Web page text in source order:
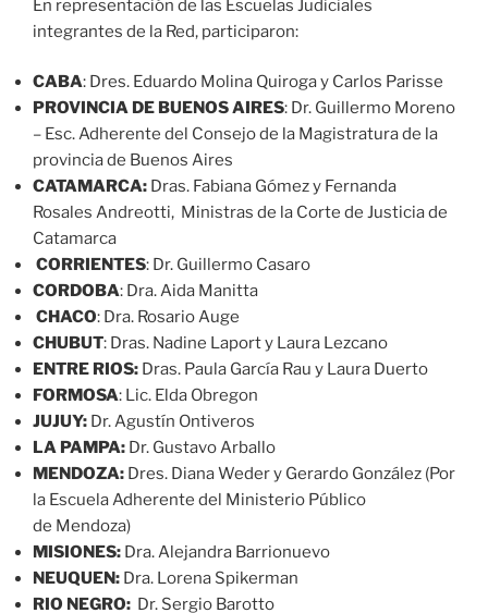
En representación de las Escuelas Judiciales
integrantes de la Red, participaron:
CABA: Dres. Eduardo Molina Quiroga y Carlos Parisse
PROVINCIA DE BUENOS AIRES: Dr. Guillermo Moreno
– Esc. Adherente del Consejo de la Magistratura de la
provincia de Buenos Aires
CATAMARCA: Dras. Fabiana Gómez y Fernanda
Rosales Andreotti, Ministras de la Corte de Justicia de
Catamarca
CORRIENTES: Dr. Guillermo Casaro
CORDOBA: Dra. Aida Manitta
CHACO: Dra. Rosario Auge
CHUBUT: Dras. Nadine Laport y Laura Lezcano
ENTRE RIOS: Dras. Paula García Rau y Laura Duerto
FORMOSA: Lic. Elda Obregon
JUJUY: Dr. Agustín Ontiveros
LA PAMPA: Dr. Gustavo Arballo
MENDOZA: Dres. Diana Weder y Gerardo González (Por
la Escuela Adherente del Ministerio Público
de Mendoza)
MISIONES: Dra. Alejandra Barrionuevo
NEUQUEN: Dra. Lorena Spikerman
RIO NEGRO: Dr. Sergio Barotto